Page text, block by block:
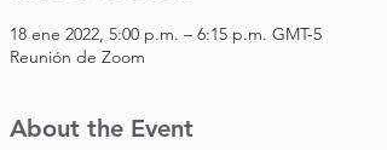
18 ene 2022, 5:00 p.m. – 6:15 p.m. GMT-5
Reunión de Zoom
About the Event